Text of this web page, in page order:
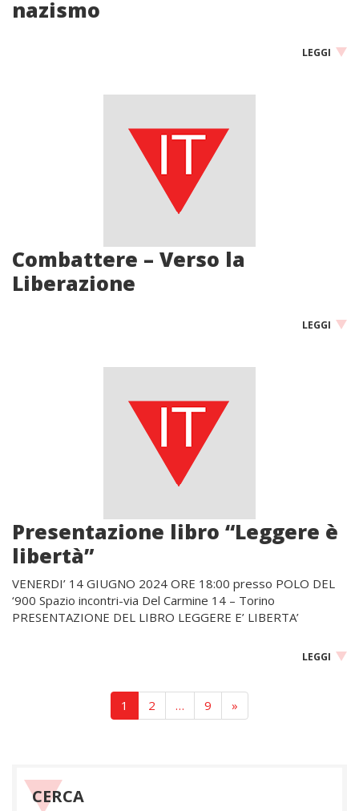
nazismo
LEGGI
Combattere – Verso la
Liberazione
LEGGI
Presentazione libro “Leggere è
libertà”
VENERDI’ 14 GIUGNO 2024 ORE 18:00 presso POLO DEL
‘900 Spazio incontri-via Del Carmine 14 – Torino
PRESENTAZIONE DEL LIBRO LEGGERE E’ LIBERTA’
LEGGI
1 2 … 9 »
CERCA